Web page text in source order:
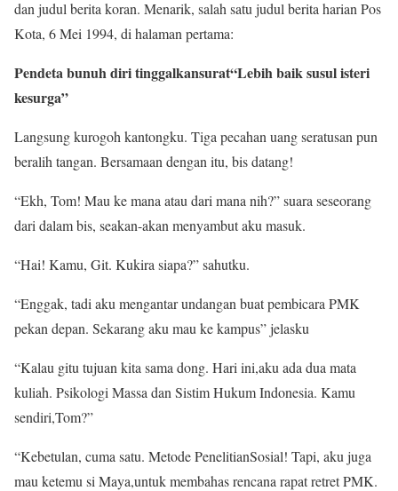
dan judul berita koran. Menarik, salah satu judul berita harian Pos
Kota, 6 Mei 1994, di halaman pertama:
Pendeta bunuh diri tinggalkansurat“Lebih baik susul isteri
kesurga”
Langsung kurogoh kantongku. Tiga pecahan uang seratusan pun
beralih tangan. Bersamaan dengan itu, bis datang!
“Ekh, Tom! Mau ke mana atau dari mana nih?” suara seseorang
dari dalam bis, seakan-akan menyambut aku masuk.
“Hai! Kamu, Git. Kukira siapa?” sahutku.
“Enggak, tadi aku mengantar undangan buat pembicara PMK
pekan depan. Sekarang aku mau ke kampus” jelasku
“Kalau gitu tujuan kita sama dong. Hari ini,aku ada dua mata
kuliah. Psikologi Massa dan Sistim Hukum Indonesia. Kamu
sendiri,Tom?”
“Kebetulan, cuma satu. Metode PenelitianSosial! Tapi, aku juga
mau ketemu si Maya,untuk membahas rencana rapat retret PMK.